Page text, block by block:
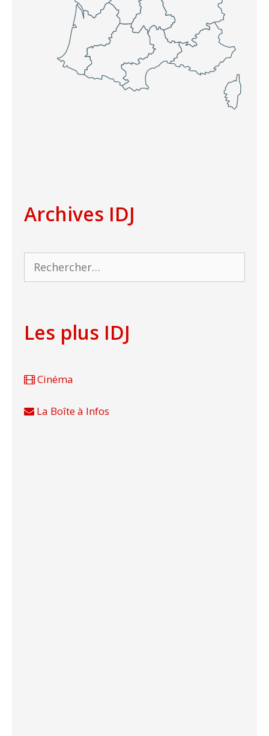
Archives IDJ
Rechercher :
Les plus IDJ
Cinéma
La Boîte à Infos